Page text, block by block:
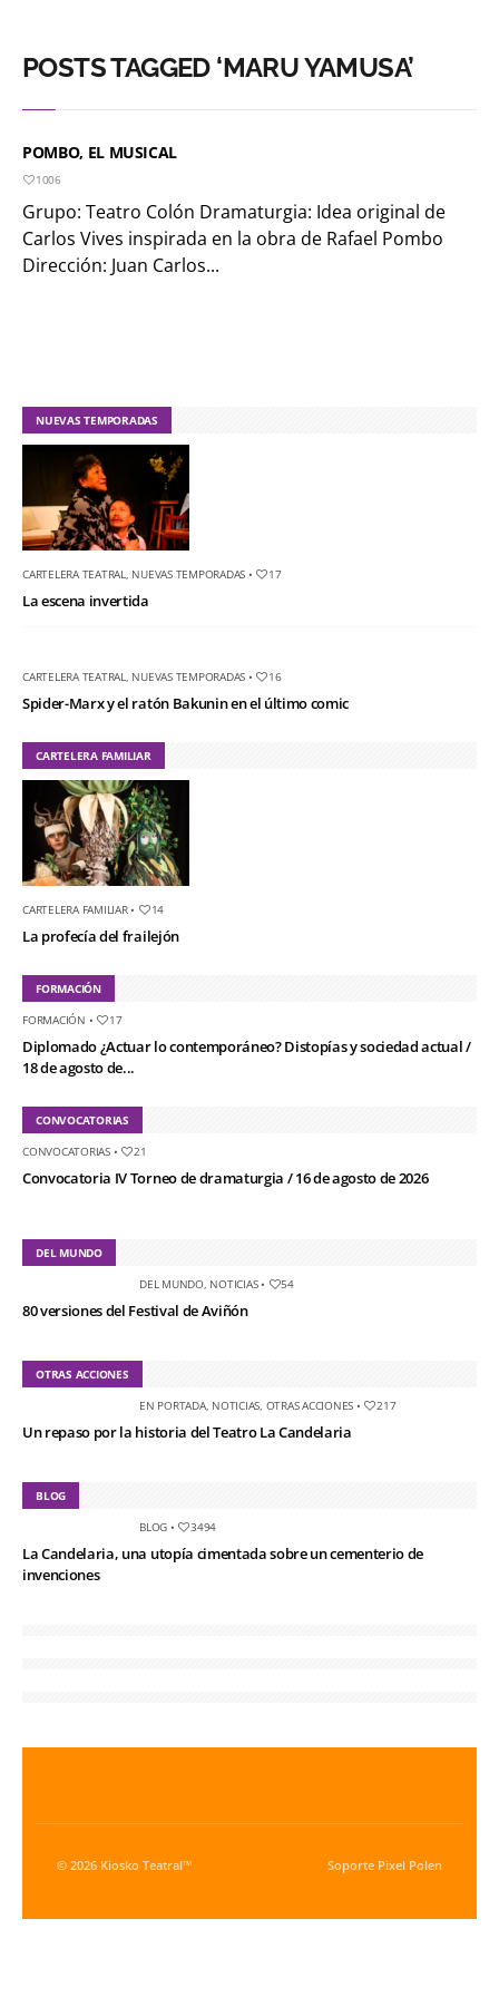
POSTS TAGGED ‘MARU YAMUSA’
POMBO, EL MUSICAL
1006
Grupo: Teatro Colón Dramaturgia: Idea original de
Carlos Vives inspirada en la obra de Rafael Pombo
Dirección: Juan Carlos...
NUEVAS TEMPORADAS
CARTELERA TEATRAL NUEVAS TEMPORADAS • 17
La escena invertida
CARTELERA TEATRAL NUEVAS TEMPORADAS • 16
Spider-Marx y el ratón Bakunin en el último comic
CARTELERA FAMILIAR
CARTELERA FAMILIAR• 14
La profecía del frailejón
FORMACIÓN
FORMACIÓN • 17
Diplomado ¿Actuar lo contemporáneo? Distopías y sociedad actual /
18 de agosto de...
CONVOCATORIAS
CONVOCATORIAS• 21
Convocatoria IV Torneo de dramaturgia / 16 de agosto de 2026
DEL MUNDO
DEL MUNDO, NOTICIAS• 54
80 versiones del Festival de Aviñón
OTRAS ACCIONES
EN PORTADA, NOTICIAS OTRAS ACCIONES • 217
Un repaso por la historia del Teatro La Candelaria
BLOG
BLOG • 3494
La Candelaria, una utopía cimentada sobre un cementerio de
invenciones
© 2026 Kiosko Teatral™ Soporte Pixel Polen